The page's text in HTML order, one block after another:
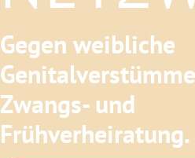
Gegen weibliche
Zwangs- und
Frühverheiratung.